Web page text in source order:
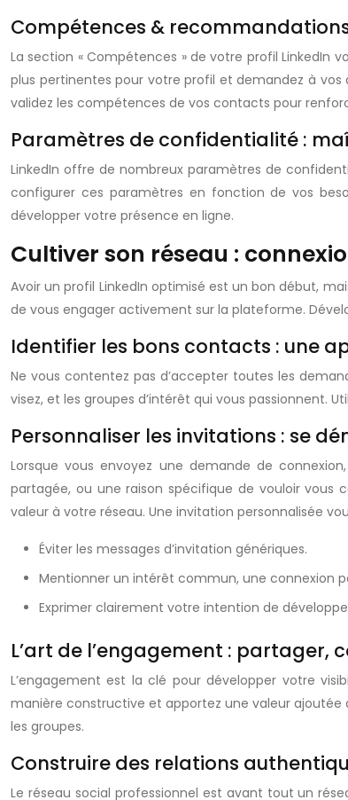
Compétences &
La section « Compétences » de votre profil LinkedIn
plus pertinentes pour votre profil et demandez à
validez les compétences de vos contacts pour
Paramètres de confidentialité :
LinkedIn offre de nombreux paramètres de
configurer ces paramètres en fonction de vos
développer votre présence en ligne.
Cultiver son réseau :
Avoir un profil LinkedIn optimisé est un bon début,
de vous engager activement sur la plateforme.
Identifier les bons contacts : une
Ne vous contentez pas d’accepter toutes les
visez, et les groupes d’intérêt qui vous passionnent.
Personnaliser les invitations : se
Lorsque vous envoyez une demande de
partagée, ou une raison spécifique de vouloir vous
valeur à votre réseau. Une invitation personnalisée
Éviter les messages d’invitation génériques.
Mentionner un intérêt commun, une connexion
Exprimer clairement votre intention de
L’art de l’engagement : partager,
L’engagement est la clé pour développer votre
manière constructive et apportez une valeur
les groupes.
Construire des relations
Le réseau social professionnel est avant tout un